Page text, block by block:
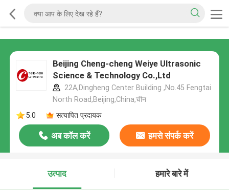
Beijing Cheng-cheng Weiye Ultrasonic
Science & Technology Co.,Ltd
22A,Dingheng Center Building ,No.45 Fengtai
North Road,Beijing,China,चीन
5.0
सत्यापित प्रदायक
अब कॉल करें हमसे संपर्क करें
उत्पाद हमारे बारे में